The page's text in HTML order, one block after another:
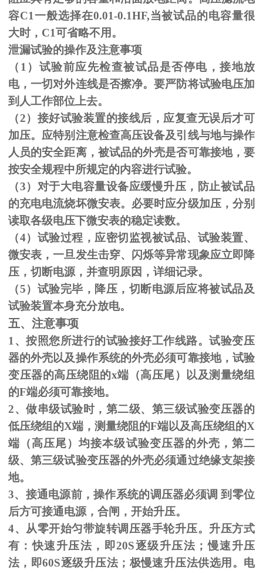
容C1一般选择在0.01-0.1HF,当被试品的电容量很
大时，C1可省略不用。
泄漏试验的操作及注意事项
（1）试验前应先检查被试品是否停电，接地放
电，一切对外连线是否擦净。要严防将试验电压加
到人工作部位上去。
（2）接好试验装置的接线后，应复查无误后才可
加压。应特别注意检查高压设备及引线与地与操作
人员的安全距离，被试品的外壳是否可靠接地，要
按安全规程中所规定的内容进行试验。
（3）对于大电容量设备应缓慢升压，防止被试品
的充电电流烧坏微安表。必要时应分级加压，分别
读取各级电压下微安表的稳定读数。
（4）试验过程，应密切监视被试品、试验装置、
微安表，一旦发生击穿、闪烁等异常现象应立即降
压，切断电源，并查明原因，详细记录。
（5）试验完毕，降压，切断电源后应将被试品及
试验装置本身充分放电。
五、注意事项
1、按照您所进行的试验接好工作线路。试验变压
器的外壳以及操作系统的外壳必须可靠接地，试验
变压器的高压绕阻的x端（高压尾）以及测量绕组
的F端必须可靠接地。
2、做串级试验时，第二级、第三级试验变压器的
低压绕组的X端，测量绕阻的F端以及高压绕组的X
端（高压尾）均接本级试验变压器的外壳，第二
级、第三级试验变压器的外壳必须通过绝缘支架接
地。
3、接通电源前，操作系统的调压器必须调 到零位
后方可接通电源，合闸，开始升压。
4、从零开始匀带旋转调压器手轮升压。升压方式
有：快速升压法，即20S逐级升压法；慢速升压
法，即60S逐级升压法；极慢速升压法供选用。电